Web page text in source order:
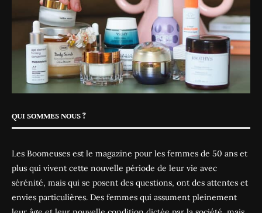
QUI SOMMES NOUS ?
Les Boomeuses est le magazine pour les femmes de 50 ans et
plus qui vivent cette nouvelle période de leur vie avec
sérénité, mais qui se posent des questions, ont des attentes et
envies particulières. Des femmes qui assument pleinement